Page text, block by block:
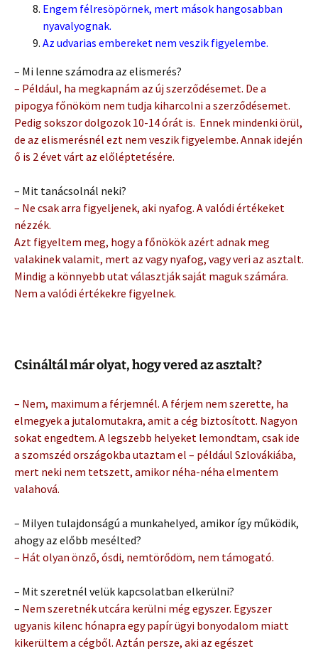
Engem félresöpörnek, mert mások hangosabban
nyavalyognak.
Az udvarias embereket nem veszik figyelembe.
– Mi lenne számodra az elismerés?
– Például, ha megkapnám az új szerződésemet. De a
pipogya főnököm nem tudja kiharcolni a szerződésemet.
Pedig sokszor dolgozok 10-14 órát is. Ennek mindenki örül,
de az elismerésnél ezt nem veszik figyelembe. Annak idején
ő is 2 évet várt az előléptetésére.
– Mit tanácsolnál neki?
– Ne csak arra figyeljenek, aki nyafog. A valódi értékeket
nézzék.
Azt figyeltem meg, hogy a főnökök azért adnak meg
valakinek valamit, mert az vagy nyafog, vagy veri az asztalt.
Mindig a könnyebb utat választják saját maguk számára.
Nem a valódi értékekre figyelnek.
Csináltál már olyat, hogy vered az asztalt?
– Nem, maximum a férjemnél. A férjem nem szerette, ha
elmegyek a jutalomutakra, amit a cég biztosított. Nagyon
sokat engedtem. A legszebb helyeket lemondtam, csak ide
a szomszéd országokba utaztam el – például Szlovákiába,
mert neki nem tetszett, amikor néha-néha elmentem
valahová.
– Milyen tulajdonságú a munkahelyed, amikor így működik,
ahogy az előbb mesélted?
– Hát olyan önző, ósdi, nemtörődöm, nem támogató.
– Mit szeretnél velük kapcsolatban elkerülni?
– Nem szeretnék utcára kerülni még egyszer. Egyszer
ugyanis kilenc hónapra egy papír ügyi bonyodalom miatt
kikerültem a cégből. Aztán persze, aki az egészet